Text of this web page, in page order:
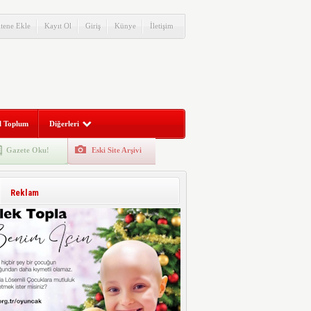
Ekle Kayıt Ol Giriş Künye İletişim
Toplum Diğerleri
Gazete Oku! Eski Site Arşivi
Reklam